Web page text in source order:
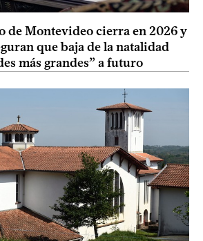
de Montevideo cierra en 2026 y
que baja de la natalidad
más grandes” a futuro